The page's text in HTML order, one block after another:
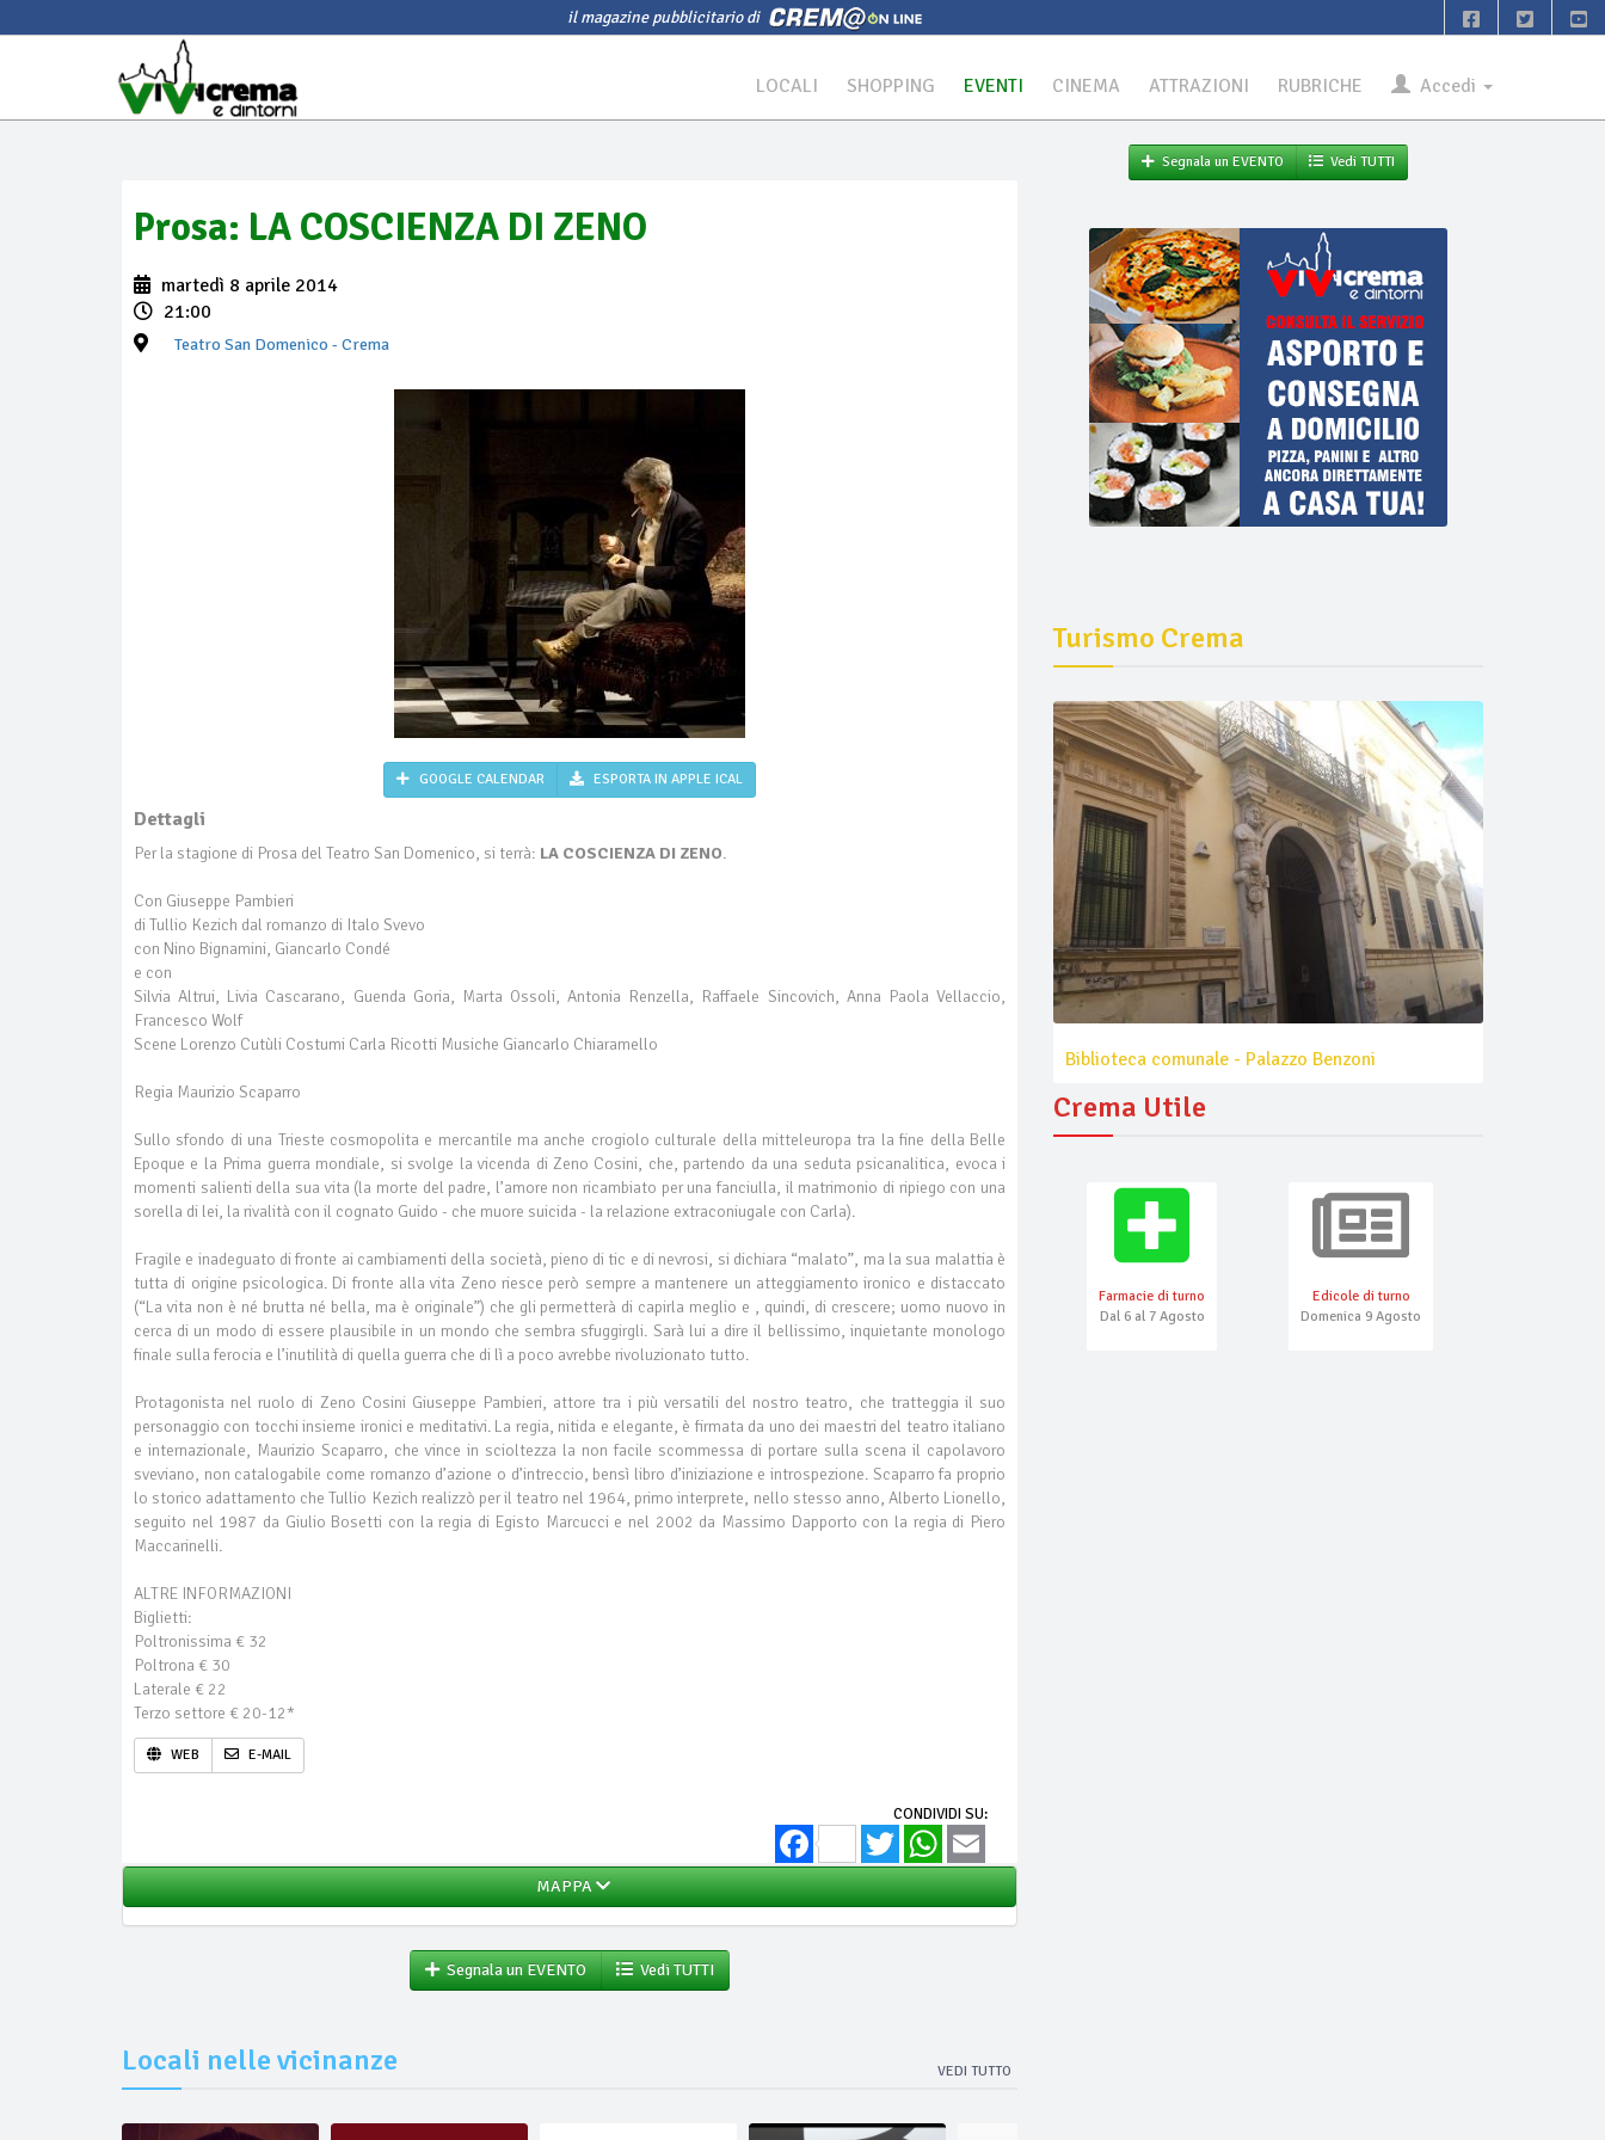
il magazine pubblicitario di
LOCALI SHOPPING EVENTI CINEMA ATTRAZIONI RUBRICHE Accedi
Prosa: LA COSCIENZA DI ZENO
martedì 8 aprile 2014
21:00
Teatro San Domenico - Crema
GOOGLE CALENDAR ESPORTA IN APPLE ICAL
Dettagli
Per la stagione di Prosa del Teatro San Domenico, si terrà: LA COSCIENZA DI ZENO.
Con Giuseppe Pambieri
di Tullio Kezich dal romanzo di Italo Svevo
con Nino Bignamini, Giancarlo Condé
e con
Silvia Altrui, Livia Cascarano, Guenda Goria, Marta Ossoli, Antonia Renzella, Raffaele Sincovich, Anna Paola Vellaccio,
Francesco Wolf
Scene Lorenzo Cutùli Costumi Carla Ricotti Musiche Giancarlo Chiaramello
Regia Maurizio Scaparro
Sullo sfondo di una Trieste cosmopolita e mercantile ma anche crogiolo culturale della mitteleuropa tra la fine della Belle
Epoque e la Prima guerra mondiale, si svolge la vicenda di Zeno Cosini, che, partendo da una seduta psicanalitica, evoca i
momenti salienti della sua vita (la morte del padre, l’amore non ricambiato per una fanciulla, il matrimonio di ripiego con una
sorella di lei, la rivalità con il cognato Guido - che muore suicida - la relazione extraconiugale con Carla).
Fragile e inadeguato di fronte ai cambiamenti della società, pieno di tic e di nevrosi, si dichiara “malato”, ma la sua malattia è
tutta di origine psicologica. Di fronte alla vita Zeno riesce però sempre a mantenere un atteggiamento ironico e distaccato
(“La vita non è né brutta né bella, ma è originale”) che gli permetterà di capirla meglio e , quindi, di crescere; uomo nuovo in
cerca di un modo di essere plausibile in un mondo che sembra sfuggirgli. Sarà lui a dire il bellissimo, inquietante monologo
finale sulla ferocia e l’inutilità di quella guerra che di lì a poco avrebbe rivoluzionato tutto.
Protagonista nel ruolo di Zeno Cosini Giuseppe Pambieri, attore tra i più versatili del nostro teatro, che tratteggia il suo
personaggio con tocchi insieme ironici e meditativi. La regia, nitida e elegante, è firmata da uno dei maestri del teatro italiano
e internazionale, Maurizio Scaparro, che vince in scioltezza la non facile scommessa di portare sulla scena il capolavoro
sveviano, non catalogabile come romanzo d’azione o d’intreccio, bensì libro d’iniziazione e introspezione. Scaparro fa proprio
lo storico adattamento che Tullio Kezich realizzò per il teatro nel 1964, primo interprete, nello stesso anno, Alberto Lionello,
seguito nel 1987 da Giulio Bosetti con la regia di Egisto Marcucci e nel 2002 da Massimo Dapporto con la regia di Piero
Maccarinelli.
ALTRE INFORMAZIONI
Biglietti:
Poltronissima € 32
Poltrona € 30
Laterale € 22
Terzo settore € 20-12*
WEB E-MAIL
CONDIVIDI SU:
FacebookTwitter WhatsApp
MAPPA
Segnala un EVENTO Vedi TUTTI
Locali nelle vicinanze VEDI TUTTO
Segnala un EVENTO Vedi TUTTI
Turismo Crema
Biblioteca comunale - Palazzo Benzoni
Crema Utile
Farmacie di turno
Dal 6 al 7 Agosto
Edicole di turno
Domenica 9 Agosto